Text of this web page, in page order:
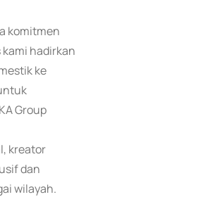
komitmen
hadirkan
ke
Group
kreator
dan
wilayah.